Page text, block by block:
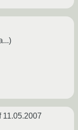
11.05.2007